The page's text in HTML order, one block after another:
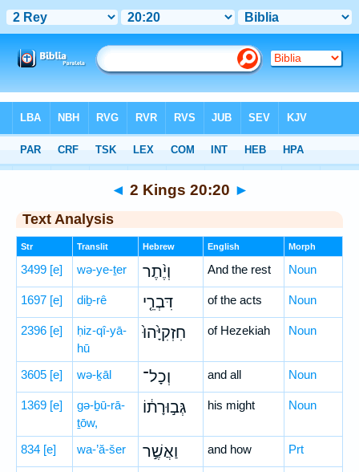
Hebrew> 2 Kings 20:20
◄ 2 Kings 20:20 ►
Text Analysis
Str Translit Hebrew English Morph
3499 [e] wə-ye-ṯer וְיֶ֨תֶר And the rest Noun
1697 [e] diḇ-rê דִּבְרֵ֤י of the acts Noun
2396 [e]
ḥiz-qî-yā-
hū
חִזְקִיָּ֙הוּ֙ of Hezekiah Noun
3605 [e] wə-ḵāl וְכָל־ and all Noun
1369 [e]
gə-ḇū-rā-
ṯōw,
גְּב֣וּרָת֔וֹ his might Noun
834 [e] wa-’ă-šer וַאֲשֶׁ֣ר and how Prt